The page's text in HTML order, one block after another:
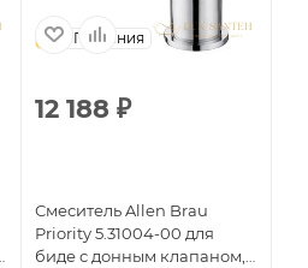
Германия
12 188 ₽
Смеситель Allen Brau
Priority 5.31004-00 для
биде с донным клапаном,